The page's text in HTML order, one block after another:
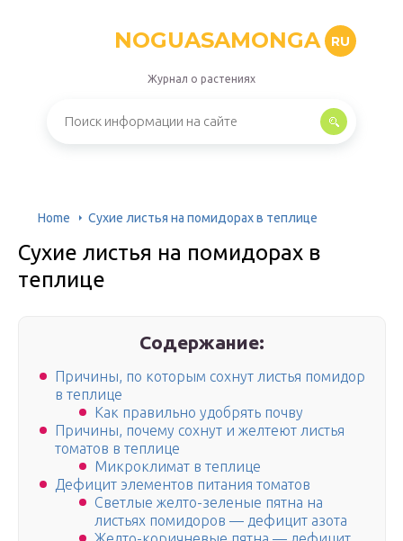
NOGUASAMONGA RU
Журнал о растениях
Home Сухие листья на помидорах в теплице
Сухие листья на помидорах в
теплице
Содержание:
Причины, по которым сохнут листья помидор
в теплице
Как правильно удобрять почву
Причины, почему сохнут и желтеют листья
томатов в теплице
Микроклимат в теплице
Дефицит элементов питания томатов
Светлые желто-зеленые пятна на
листьях помидоров — дефицит азота